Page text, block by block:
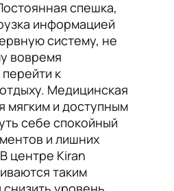
спешка,
информацией
систему, не
вовремя
к
Медицинская
мягким и доступным
себе спокойный
и лишних
центре Kiran
таким